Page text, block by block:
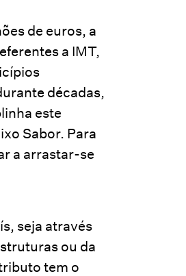
de euros, a
a IMT,
décadas,
este
Sabor. Para
a arrastar-se
seja através
ou da
tem o